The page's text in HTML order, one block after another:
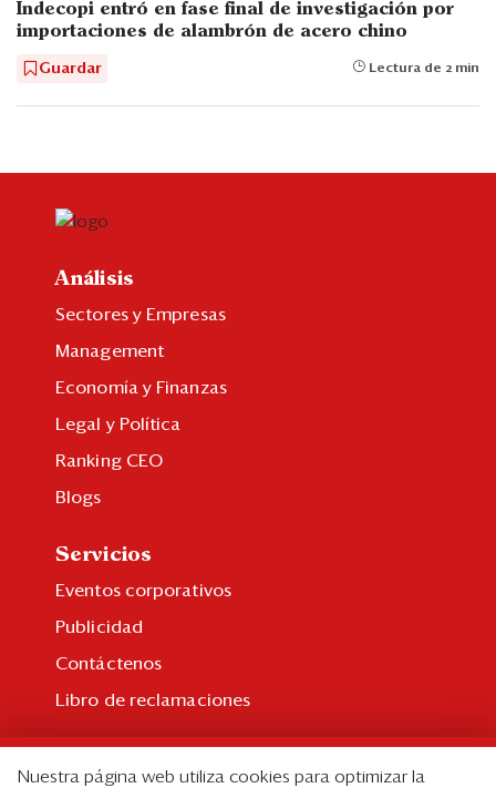
Indecopi entró en fase final de investigación por
importaciones de alambrón de acero chino
Guardar Lectura de 2 min
Análisis
Sectores y Empresas
Management
Economía y Finanzas
Legal y Política
Ranking CEO
Blogs
Servicios
Eventos corporativos
Publicidad
Contáctenos
Libro de reclamaciones
Nuestra página web utiliza cookies para optimizar la